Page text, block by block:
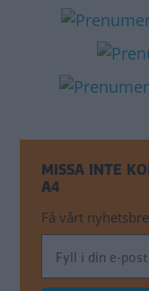
MISSA INTE
A4
Få vårt